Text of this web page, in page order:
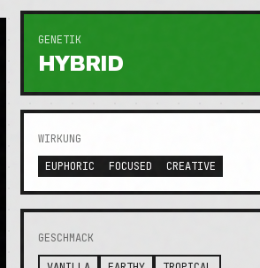
GENETIK
HYBRID
WIRKUNG
EUPHORIC
FOCUSED CREATIVE
GESCHMACK